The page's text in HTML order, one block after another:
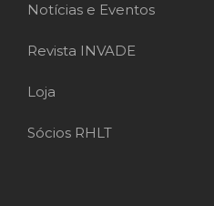
Notícias e Eventos
Revista INVADE
Loja
Sócios RHLT